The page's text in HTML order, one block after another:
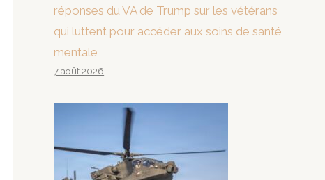
réponses du VA de Trump sur les vétérans
qui luttent pour accéder aux soins de santé
mentale
7 août 2026